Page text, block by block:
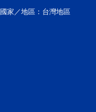
國家／地區：台灣地區